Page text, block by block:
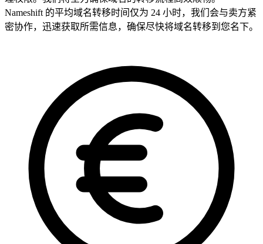
Nameshift 的平均域名转移时间仅为 24 小时，我们会与卖方紧
密协作，迅速获取所需信息，确保尽快将域名转移到您名下。